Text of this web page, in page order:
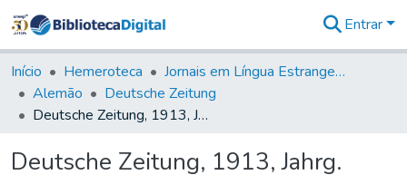
&
Coleções
Tudo na
Biblioteca
Estatísticas
Entrar
Início Hemeroteca
Jornais em Língua Estrangeira
Alemão
Deutsche Zeitung
Deutsche Zeitung, 1913, Jahrg. XVII, nr. 162
Deutsche Zeitung, 1913, Jahrg.